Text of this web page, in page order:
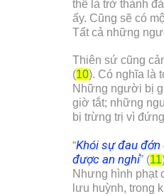
thể là trở thành
ấy. Cũng sẽ có
Tất cả những
Thiên sứ cũng
(10). Có nghĩa là
Những người bị
giờ tắt; những
bị trừng trị vì
“Khói sự đau đớn
được an nghỉ” (11
Nhưng hình phạt
lưu huỳnh, trong